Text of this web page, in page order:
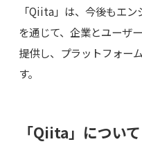
「Qiita」は、今後もエ
を通じて、企業とユーザ
提供し、プラットフォー
す。
「Qiita」について